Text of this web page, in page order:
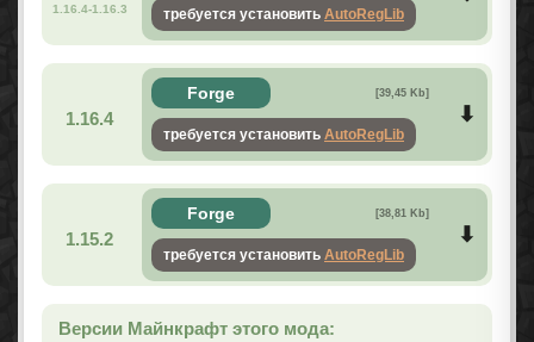
1.16.4-1.16.3 требуется установить AutoRegLib
1.16.4
Forge [39,45 Kb]
требуется установить AutoRegLib
1.15.2
Forge [38,81 Kb]
требуется установить AutoRegLib
Версии Майнкрафт этого мода: